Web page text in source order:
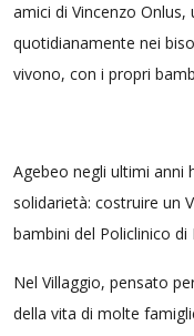
amici di Vincenzo Onlus,
quotidianamente nei
vivono, con i propri
Agebeo negli ultimi anni
solidarietà: costruire un
bambini del Policlinico di
Nel Villaggio, pensato
della vita di molte